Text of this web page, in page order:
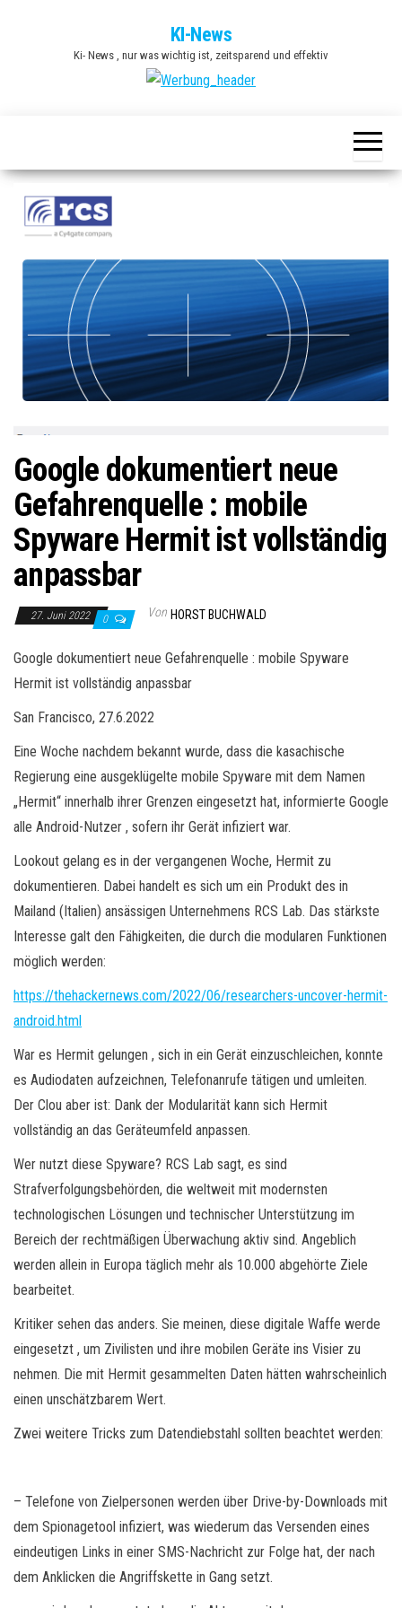
KI-News
Ki- News , nur was wichtig ist, zeitsparend und effektiv
Google dokumentiert neue
Gefahrenquelle : mobile
Spyware Hermit ist vollständig
anpassbar
27. Juni 2022 0 Von HORST BUCHWALD
Google dokumentiert neue Gefahrenquelle : mobile Spyware
Hermit ist vollständig anpassbar
San Francisco, 27.6.2022
Eine Woche nachdem bekannt wurde, dass die kasachische
Regierung eine ausgeklügelte mobile Spyware mit dem Namen
„Hermit“ innerhalb ihrer Grenzen eingesetzt hat, informierte Google
alle Android-Nutzer , sofern ihr Gerät infiziert war.
Lookout gelang es in der vergangenen Woche, Hermit zu
dokumentieren. Dabei handelt es sich um ein Produkt des in
Mailand (Italien) ansässigen Unternehmens RCS Lab. Das stärkste
Interesse galt den Fähigkeiten, die durch die modularen Funktionen
möglich werden:
https://thehackernews.com/2022/06/researchers-uncover-hermit-
android.html
War es Hermit gelungen , sich in ein Gerät einzuschleichen, konnte
es Audiodaten aufzeichnen, Telefonanrufe tätigen und umleiten.
Der Clou aber ist: Dank der Modularität kann sich Hermit
vollständig an das Geräteumfeld anpassen.
Wer nutzt diese Spyware? RCS Lab sagt, es sind
Strafverfolgungsbehörden, die weltweit mit modernsten
technologischen Lösungen und technischer Unterstützung im
Bereich der rechtmäßigen Überwachung aktiv sind. Angeblich
werden allein in Europa täglich mehr als 10.000 abgehörte Ziele
bearbeitet.
Kritiker sehen das anders. Sie meinen, diese digitale Waffe werde
eingesetzt , um Zivilisten und ihre mobilen Geräte ins Visier zu
nehmen. Die mit Hermit gesammelten Daten hätten wahrscheinlich
einen unschätzbarem Wert.
Zwei weitere Tricks zum Datendiebstahl sollten beachtet werden:
– Telefone von Zielpersonen werden über Drive-by-Downloads mit
dem Spionagetool infiziert, was wiederum das Versenden eines
eindeutigen Links in einer SMS-Nachricht zur Folge hat, der nach
dem Anklicken die Angriffskette in Gang setzt.